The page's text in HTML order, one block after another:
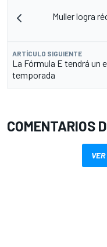
Muller logra
ARTÍCULO SIGUIENTE
La Fórmula E tendrá un
temporada
COMENTARIOS